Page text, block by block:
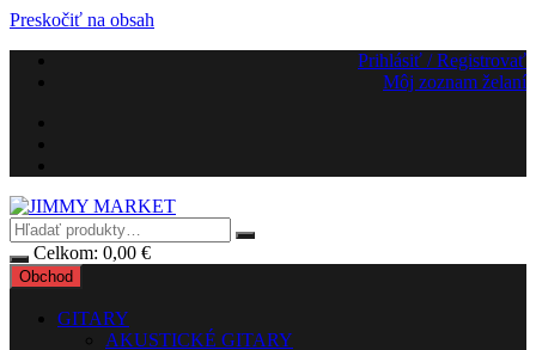
Preskočiť na obsah
Prihlásiť / Registrovať
Môj zoznam želaní
Celkom: 0,00 €
Obchod
GITARY
AKUSTICKÉ GITARY